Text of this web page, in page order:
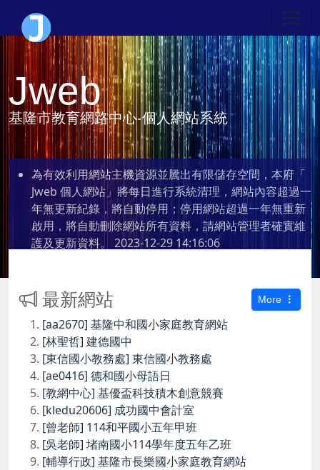
Jweb
基隆市教育網路中心-個人網站系統
為有效利用網站主機資源並騰出有限儲存空間，本府「
Jweb 個人網站」將每日進行系統清理，網站內容超過一
年無更新紀錄，將自動停用；停用網站超過一年無重新
啟用，將自動刪除網站所有資料，請網站管理者確實維
護及更新資料。 2023-12-29 14:16:06
最新網站 More
[aa2670] 基隆中和國小家庭教育網站
[林聖哲] 建德國中
[東信國小教務處] 東信國小教務處
[ae0416] 德和國小母語日
[教網中心] 基優盃科技積木創意競賽
[kledu20606] 成功國中會計室
[曾老師] 114和平國小五年甲班
[吳老師] 堵南國小114學年度五年乙班
[輔導行政] 基隆市長樂國小家庭教育網站